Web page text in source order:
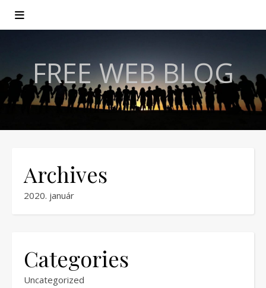
FREE WEB BLOG
Archives
2020. január
Categories
Uncategorized